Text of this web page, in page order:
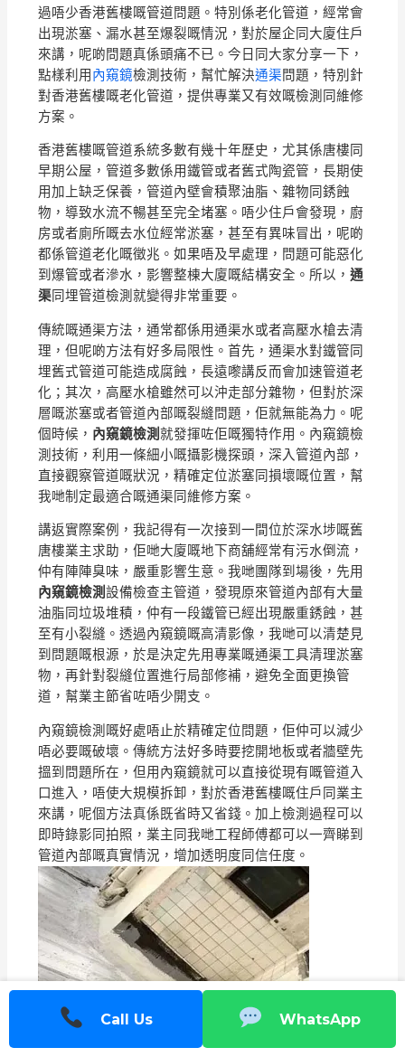
過唔少香港舊樓嘅管道問題。特別係老化管道，經常會
出現淤塞、漏水甚至爆裂嘅情況，對於屋企同大廈住戶
來講，呢啲問題真係頭痛不已。今日同大家分享一下，
點樣利用 內窺鏡檢測技術，幫忙解決通渠問題，特別針
對香港舊樓嘅老化管道，提供專業又有效嘅檢測同維修
方案。
香港舊樓嘅管道系統多數有幾十年歷史，尤其係唐樓同
早期公屋，管道多數係用鐵管或者舊式陶瓷管，長期使
用加上缺乏保養，管道內壁會積聚油脂、雜物同銹蝕
物，導致水流不暢甚至完全堵塞。唔少住戶會發現，廚
房或者廁所嘅去水位經常淤塞，甚至有異味冒出，呢啲
都係管道老化嘅徵兆。如果唔及早處理，問題可能惡化
到爆管或者滲水，影響整棟大廈嘅結構安全。所以，通
渠同埋管道檢測就變得非常重要。
傳統嘅通渠方法，通常都係用通渠水或者高壓水槍去清
理，但呢啲方法有好多局限性。首先，通渠水對鐵管同
埋舊式管道可能造成腐蝕，長遠嚟講反而會加速管道老
化；其次，高壓水槍雖然可以沖走部分雜物，但對於深
層嘅淤塞或者管道內部嘅裂縫問題，佢就無能為力。呢
個時候， 內窺鏡檢測就發揮咗佢嘅獨特作用。內窺鏡檢
測技術，利用一條細小嘅攝影機探頭，深入管道內部，
直接觀察管道嘅狀況，精確定位淤塞同損壞嘅位置，幫
我哋制定最適合嘅通渠同維修方案。
講返實際案例，我記得有一次接到一間位於深水埗嘅舊
唐樓業主求助，佢哋大廈嘅地下商舖經常有污水倒流，
仲有陣陣臭味，嚴重影響生意。我哋團隊到場後，先用
內窺鏡檢測設備檢查主管道，發現原來管道內部有大量
油脂同垃圾堆積，仲有一段鐵管已經出現嚴重銹蝕，甚
至有小裂縫。透過內窺鏡嘅高清影像，我哋可以清楚見
到問題嘅根源，於是決定先用專業嘅通渠工具清理淤塞
物，再針對裂縫位置進行局部修補，避免全面更換管
道，幫業主節省咗唔少開支。
內窺鏡檢測嘅好處唔止於精確定位問題，佢仲可以減少
唔必要嘅破壞。傳統方法好多時要挖開地板或者牆壁先
搵到問題所在，但用內窺鏡就可以直接從現有嘅管道入
口進入，唔使大規模拆卸，對於香港舊樓嘅住戶同業主
來講，呢個方法真係既省時又省錢。加上檢測過程可以
即時錄影同拍照，業主同我哋工程師傅都可以一齊睇到
管道內部嘅真實情況，增加透明度同信任度。
Call Us WhatsApp